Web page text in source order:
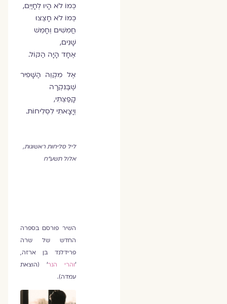
כְּמוֹ לֹא הָיוּ לְחָיַיִם,
כְּמוֹ לֹא חָצְצוּ
חֲמִשִּׁים וְחָמֵשׁ
שָׁנִים,
אֶחָד הָיָה הַקּוֹל.
אֶל מִקְוֵה הַשָּׁפִיר
שֶׁבַּנִּקְרָה
קָפַצְתִּי,
וְיָצָאתִי לִסְלִיחוֹת.
ליל סליחות ראשונות,
אלול תשע"ח
השיר פורסם בספרה
החדש של שרה
פרידלנד בן ארזה,
והרי הנר' (הוצאת
עמדה).